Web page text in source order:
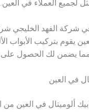
لجميع العملاء في العين.
شركة الفهد الخليجي
يقوم بتركيب الأبواب
مما يضمن لك الحصول على
في العين
ألوميتال في العين من